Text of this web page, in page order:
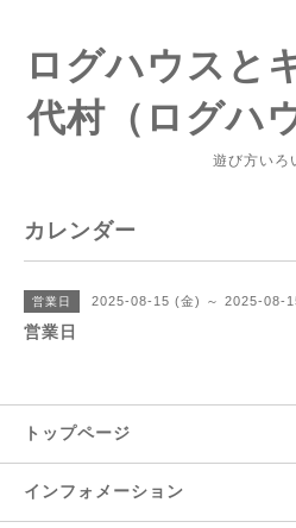
ログハウスと
代村（ログハ
遊び方いろ
カレンダー
営業日 2025-08-15 (金) ～ 2025-08-
営業日
トップページ
インフォメーション